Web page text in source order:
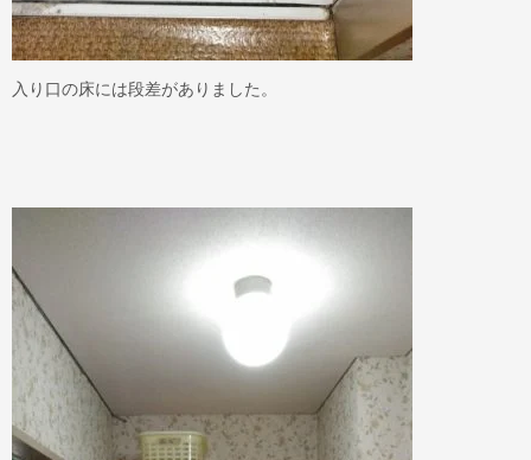
入り口の床には段差がありました。